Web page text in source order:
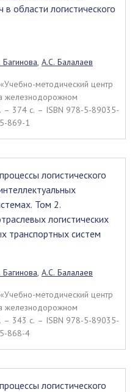
в области логистического
Багинова, А.С. Балалаев
методический центр
железнодорожном
– 374 c. – ISBN 978-5-89035-
869-1
логистического
Том 2.
логистических
транспортных систем
Багинова, А.С. Балалаев
методический центр
железнодорожном
– 343 c. – ISBN 978-5-89035-
868-4
логистического